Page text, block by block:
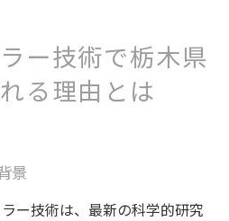
ー技術で栃木県
る理由とは
景
ー技術は、最新の科学的研究